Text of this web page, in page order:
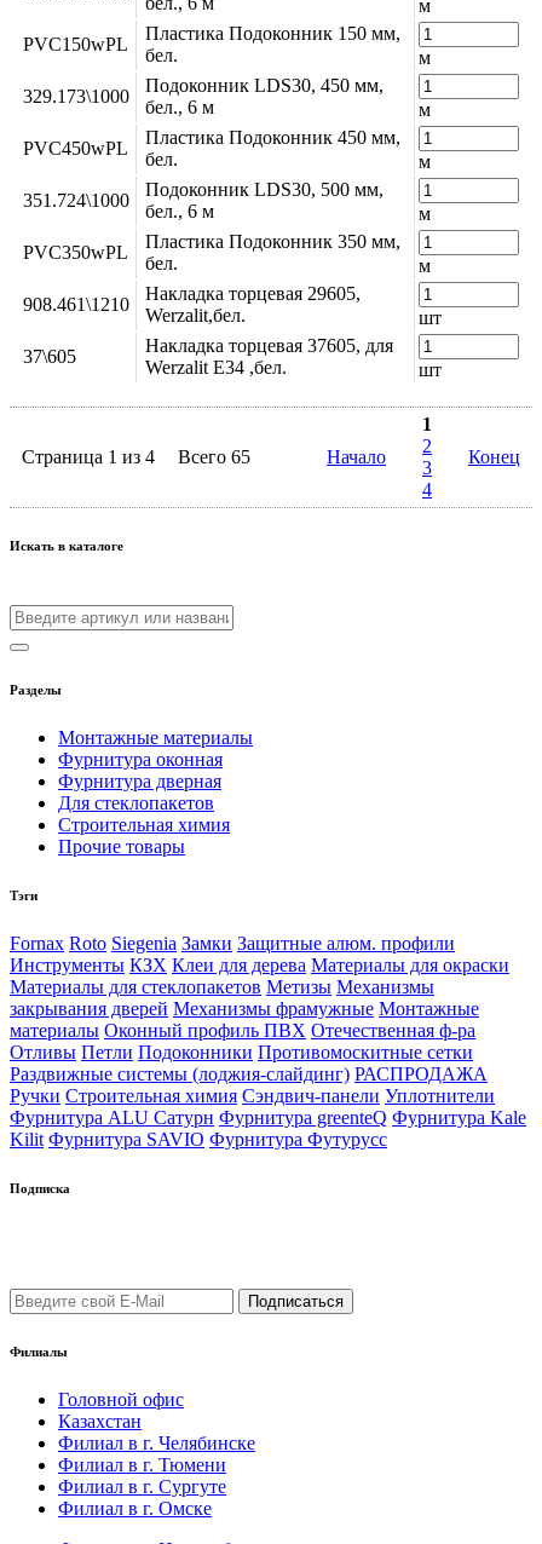
м
PVC150wPL
Пластика Подоконник 150 мм,
бел.
м
329.173\1000
Подоконник LDS30, 450 мм,
бел., 6 м
м
PVC450wPL
Пластика Подоконник 450 мм,
бел.
м
351.724\1000
Подоконник LDS30, 500 мм,
бел., 6 м
м
PVC350wPL
Пластика Подоконник 350 мм,
бел.
м
908.461\1210
Накладка торцевая 29605,
Werzalit,бел.
шт
37\605
Накладка торцевая 37605, для
Werzalit Е34 ,бел.
шт
Страница 1 из 4 Всего 65 Начало
1
2
3
4
Конец
Искать в каталоге
Разделы
Монтажные материалы
Фурнитура оконная
Фурнитура дверная
Для стеклопакетов
Строительная химия
Прочие товары
Тэги
Fornax Roto Siegenia Замки Защитные алюм. профили
Инструменты КЗХ Клеи для дерева Материалы для окраски
Материалы для стеклопакетов Метизы Механизмы
закрывания дверей Механизмы фрамужные Монтажные
материалы Оконный профиль ПВХ Отечественная ф-ра
Отливы Петли Подоконники Противомоскитные сетки
Раздвижные системы (лоджия-слайдинг) РАСПРОДАЖА
Ручки Строительная химия Сэндвич-панели Уплотнители
Фурнитура ALU Сатурн Фурнитура greenteQ Фурнитура Kale
Kilit Фурнитура SAVIO Фурнитура Футурусс
Подписка
Филиалы
Головной офис
Казахстан
Филиал в г. Челябинске
Филиал в г. Тюмени
Филиал в г. Сургуте
Филиал в г. Омске